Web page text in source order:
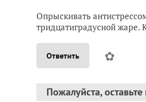
Опрыскивать
тридцатиградусной жаре.
Ответить ✿
Пожалуйста,